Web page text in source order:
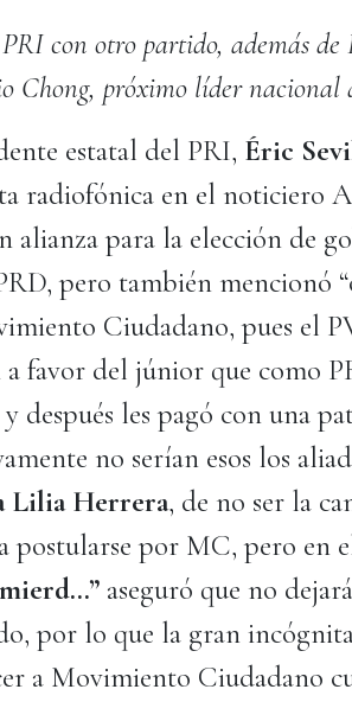
con otro partido, además
Chong, próximo líder nacional
estatal del PRI, Éric
radiofónica en el noticiero
alianza para la elección de
pero también mencionó
Ciudadano, pues el
a favor del júnior que como
y después les pagó con una
no serían esos los
Lilia Herrera, de no ser la
postularse por MC, pero en
aseguró que no
por lo que la gran
a Movimiento Ciudadano